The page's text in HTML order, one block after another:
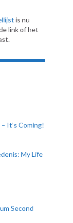
is nu
link of het
It’s Coming!
My Life
Second